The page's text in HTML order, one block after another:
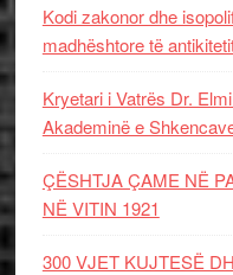
Kodi zakonor dhe
madhështore të
Kryetari i Vatrës Dr.
Akademinë e
ÇËSHTJA ÇAME NË
NË VITIN 1921
300 VJET KUJTESË